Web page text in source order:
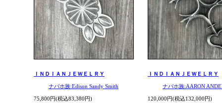
ＩＮＤＩＡＮＪＥＷＥＬＲＹ
ナバホ族:Edison Sandy Smith
75,800円(税込83,380円)
ＩＮＤＩＡＮＪＥＷＥＬＲＹ
ナバホ族:AARON
120,000円(税込132,000円)